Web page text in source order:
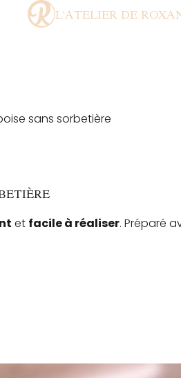
L'ATELIER DE
sans sorbetière
et facile à réaliser. Préparé